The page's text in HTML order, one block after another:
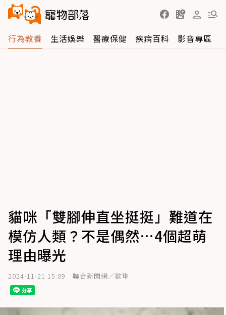
行為教養 生活娛樂 醫療保健 疾病百科 影音專區
貓咪「雙腳伸直坐挺挺」難道在
模仿人類？不是偶然…4個超萌
理由曝光
2024-11-21 15:09 聯合新聞網／歐琳